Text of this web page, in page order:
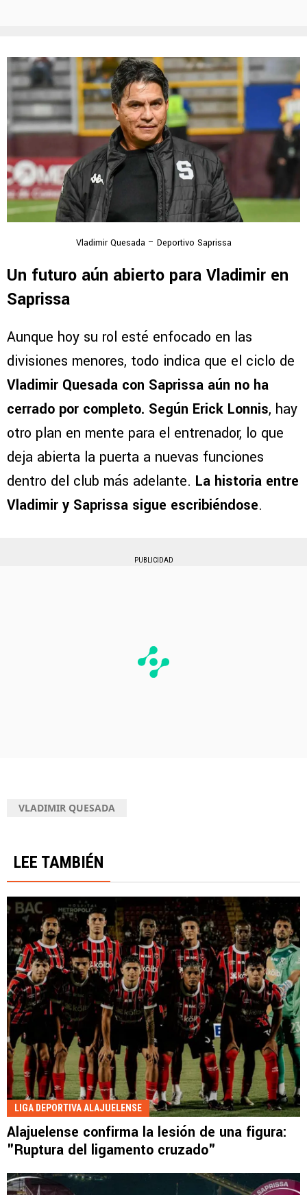
Vladimir Quesada – Deportivo Saprissa
Un futuro aún abierto para Vladimir en
Saprissa
Aunque hoy su rol esté enfocado en las
divisiones menores, todo indica que el ciclo de
Vladimir Quesada con Saprissa aún no ha
cerrado por completo. Según Erick Lonnis, hay
otro plan en mente para el entrenador, lo que
deja abierta la puerta a nuevas funciones
dentro del club más adelante. La historia entre
Vladimir y Saprissa sigue escribiéndose.
PUBLICIDAD
VLADIMIR QUESADA
LEE TAMBIÉN
LIGA DEPORTIVA ALAJUELENSE
Alajuelense confirma la lesión de una figura:
"Ruptura del ligamento cruzado"